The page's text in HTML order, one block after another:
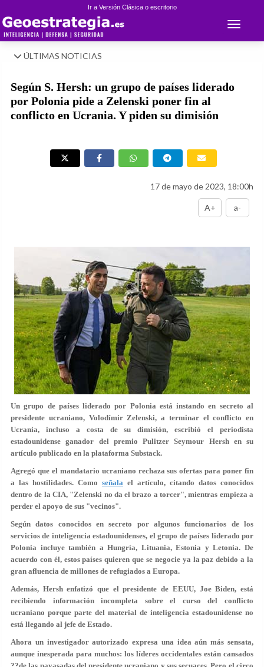
Ir a Versión Clásica o escritorio
Toggle
ÚLTIMAS NOTICIAS
Según S. Hersh: un grupo de países liderado
por Polonia pide a Zelenski poner fin al
conflicto en Ucrania. Y piden su dimisión
17 de mayo de 2023, 18:00h
A+ a-
Un grupo de países liderado por Polonia está instando en secreto al
presidente ucraniano, Volodímir Zelenski, a terminar el conflicto en
Ucrania, incluso a costa de su dimisión, escribió el periodista
estadounidense ganador del premio Pulitzer Seymour Hersh en su
artículo publicado en la plataforma Substack.
Agregó que el mandatario ucraniano rechaza sus ofertas para poner fin
a las hostilidades. Como señala el artículo, citando datos conocidos
dentro de la CIA, "Zelenski no da el brazo a torcer", mientras empieza a
perder el apoyo de sus "vecinos".
Según datos conocidos en secreto por algunos funcionarios de los
servicios de inteligencia estadounidenses, el grupo de países liderado por
Polonia incluye también a Hungría, Lituania, Estonia y Letonia. De
acuerdo con él, estos países quieren que se negocie ya la paz debido a la
gran afluencia de millones de refugiados a Europa.
Además, Hersh enfatizó que el presidente de EEUU, Joe Biden, está
recibiendo información incompleta sobre el curso del conflicto
ucraniano porque parte del material de inteligencia estadounidense no
está llegando al jefe de Estado.
Ahora un investigador autorizado expresa una idea aún más sensata,
aunque inesperada para muchos: los líderes occidentales están cansados